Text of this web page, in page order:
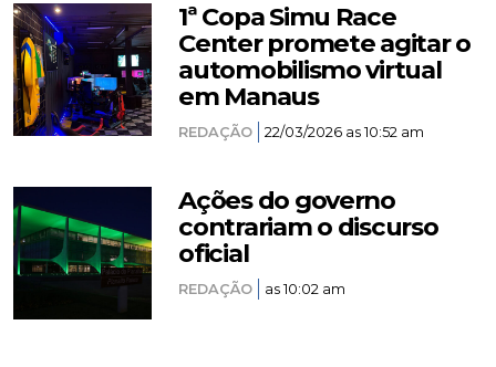
1ª Copa Simu Race
Center promete agitar o
automobilismo virtual
em Manaus
REDAÇÃO 22/03/2026 as 10:52 am
Ações do governo
contrariam o discurso
oficial
REDAÇÃO as 10:02 am